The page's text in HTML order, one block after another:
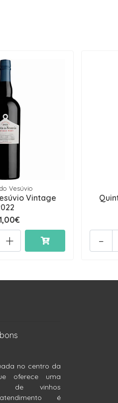
Vesúvio
Vintage
+ -
no centro da
oferece uma
de vinhos
é